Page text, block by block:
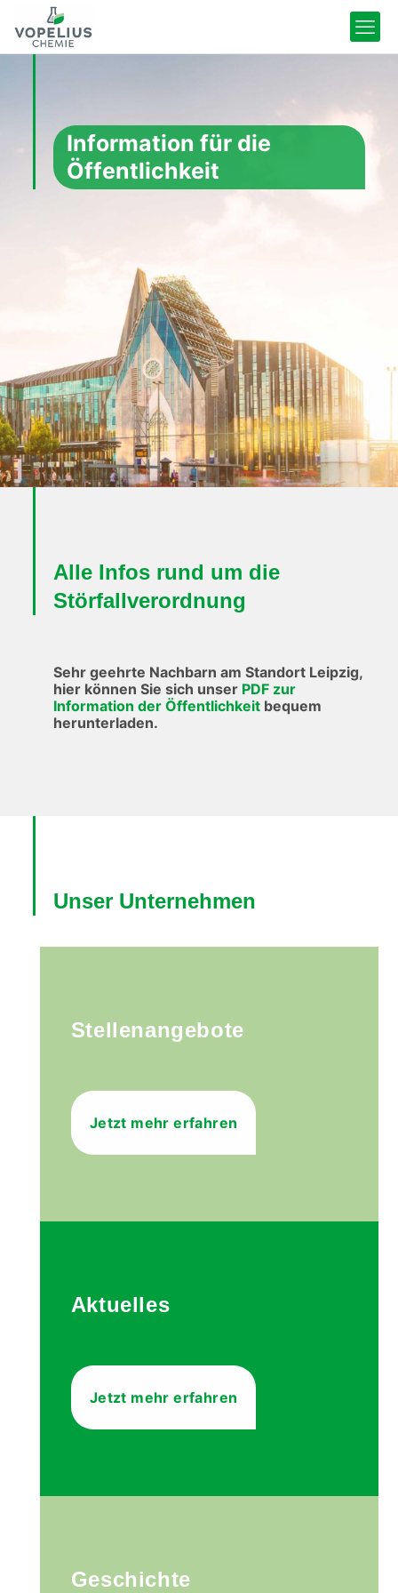
Information für die
Öffentlichkeit
Alle Infos rund um die
Störfallverordnung
Sehr geehrte Nachbarn am Standort Leipzig,
hier können Sie sich unser PDF zur
Information der Öffentlichkeitbequem
herunterladen.
Unser Unternehmen
Stellenangebote
Jetzt mehr erfahren
Aktuelles
Jetzt mehr erfahren
Geschichte